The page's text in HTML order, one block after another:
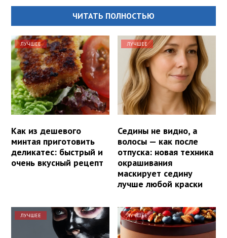
ЧИТАТЬ ПОЛНОСТЬЮ
ЛУЧШЕЕ
Как из дешевого
минтая приготовить
деликатес: быстрый и
очень вкусный рецепт
ЛУЧШЕЕ
Седины не видно, а
волосы — как после
отпуска: новая техника
окрашивания
маскирует седину
лучше любой краски
ЛУЧШЕЕ ЛУЧШЕЕ